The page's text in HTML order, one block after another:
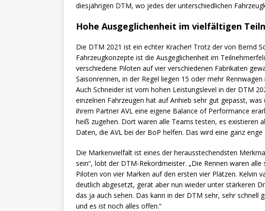
diesjährigen DTM, wo jedes der unterschiedlichen
Hohe Ausgeglichenheit im vielfältigen
Die DTM 2021 ist ein echter Kracher! Trotz der von Bernd
Fahrzeugkonzepte ist die Ausgeglichenheit im
verschiedene Piloten auf vier verschiedenen Fabrikaten
Saisonrennen, in der Regel liegen 15 oder mehr
Auch Schneider ist vom hohen Leistungslevel in der DTM
einzelnen Fahrzeugen hat auf Anhieb sehr gut gepasst,
ihrem Partner AVL eine eigene Balance of Performance
heiß zugehen. Dort waren alle Teams testen, es existieren
Daten, die AVL bei der BoP helfen. Das wird eine ganz enge
Die Markenvielfalt ist eines der herausstechendsten
sein“, lobt der DTM-Rekordmeister. „Die Rennen waren
Piloten von vier Marken auf den ersten vier Plätzen. Kelvin
deutlich abgesetzt, gerät aber nun wieder unter stärkeren
das ja auch sehen. Das kann in der DTM sehr, sehr schnell
und es ist noch alles offen.“